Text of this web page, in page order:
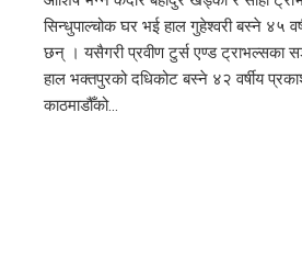
सिन्धुपाल्चोक घर भई हाल गुहेश्वरी बस्ने ४५
छन् । यसैगरी प्रवीण टुर्स एण्ड ट्राभल्सका
हाल भक्तपुरको दधिकोट बस्ने ४२ वर्षीय
काठमाडौँको…